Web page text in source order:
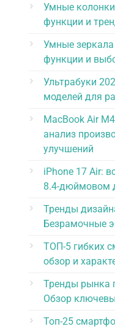
Умные
функции и
Умные
функции и
Ультрабуки
моделей для
MacBook Air
анализ
улучшений
iPhone 17 Air:
8.4-дюймовом
Тренды
Безрамочные
ТОП-5 гибких
обзор и
Тренды рынка
Обзор
Топ-25